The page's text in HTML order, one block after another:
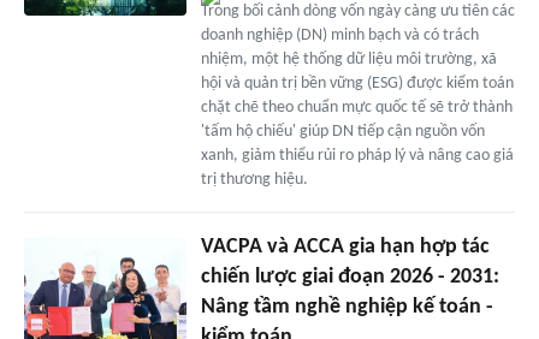
Trong bối cảnh dòng vốn ngày càng ưu tiên các
doanh nghiệp (DN) minh bạch và có trách
nhiệm, một hệ thống dữ liệu môi trường, xã
hội và quản trị bền vững (ESG) được kiểm toán
chặt chẽ theo chuẩn mực quốc tế sẽ trở thành
'tấm hộ chiếu' giúp DN tiếp cận nguồn vốn
xanh, giảm thiểu rủi ro pháp lý và nâng cao giá
trị thương hiệu.
VACPA và ACCA gia hạn hợp tác
chiến lược giai đoạn 2026 - 2031:
Nâng tầm nghề nghiệp kế toán -